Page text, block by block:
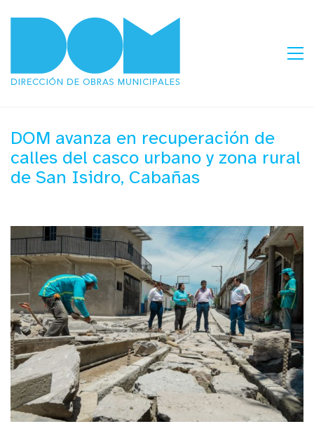
DOM avanza en recuperación de
calles del casco urbano y zona rural
de San Isidro, Cabañas